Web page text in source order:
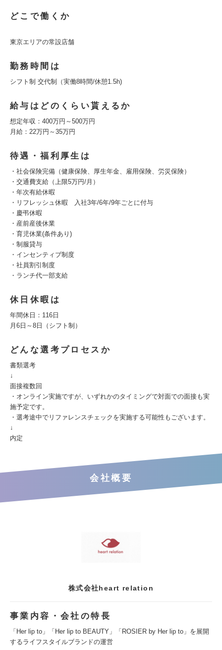
どこで働くか
東京エリアの常設店舗
勤務時間は
シフト制 交代制（実働8時間/休憩1.5h)
給与はどのくらい貰えるか
想定年収：400万円～500万円
月給：22万円～35万円
待遇・福利厚生は
・社会保険完備（健康保険、厚生年金、雇用保険、労災保険）
・交通費支給（上限5万円/月）
・年次有給休暇
・リフレッシュ休暇 入社3年/6年/9年ごとに付与
・慶弔休暇
・産前産後休業
・育児休業(条件あり)
・制服貸与
・インセンティブ制度
・社員割引制度
・ランチ代一部支給
休日休暇は
年間休日：116日
月6日～8日（シフト制）
どんな選考プロセスか
書類選考
↓
面接複数回
・オンライン実施ですが、いずれかのタイミングで対面での面接も実
施予定です。
・選考途中でリファレンスチェックを実施する可能性もございます。
↓
内定
会社概要
株式会社heart relation
事業内容・会社の特長
「Her lip to」「Her lip to BEAUTY」「ROSIER by Her lip to」を展開
するライフスタイルブランドの運営